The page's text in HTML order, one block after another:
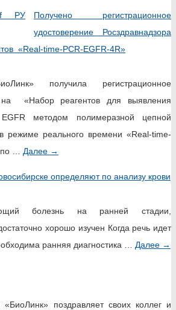
Получено регистрационное
удостоверение Росздравнадзора
«Real-time-PCR-EGFR-4R»
получила регистрационное
на «Набор реагентов для выявления
методом полимеразной цепной
режиме реального времени «Real-time-
… Далее →
определяют по анализу крови
болезнь на ранней стадии,
хорошо изучен Когда речь идет
ранняя диагностика … Далее →
поздравляет своих коллег и